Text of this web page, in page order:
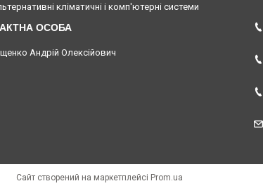
кліматичні і комп'ютерні системи
Андрій Олексійович
Сайт створений на маркетплейсі Prom.ua